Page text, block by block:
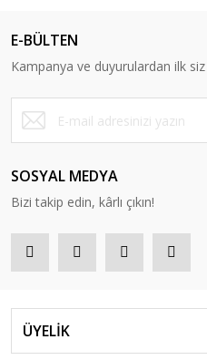
E-BÜLTEN
Kampanya ve duyurulardan ilk
SOSYAL MEDYA
Bizi takip edin, kârlı çıkın!
ÜYELİK